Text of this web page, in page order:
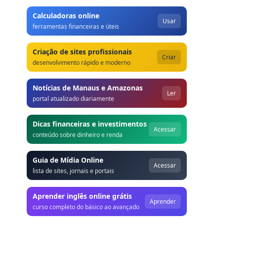
Calculadoras online
ferramentas financeiras e úteis
Usar
Criação de sites profissionais
desenvolvimento rápido e moderno
Criar
Notícias de Manaus e Amazonas
portal atualizado diariamente
Ler
Dicas financeiras e investimentos
conteúdo sobre dinheiro e renda
Acessar
Guia de Mídia Online
lista de sites, jornais e portais
Acessar
Aprender inglês online grátis
curso completo do básico ao avançado
Aprender